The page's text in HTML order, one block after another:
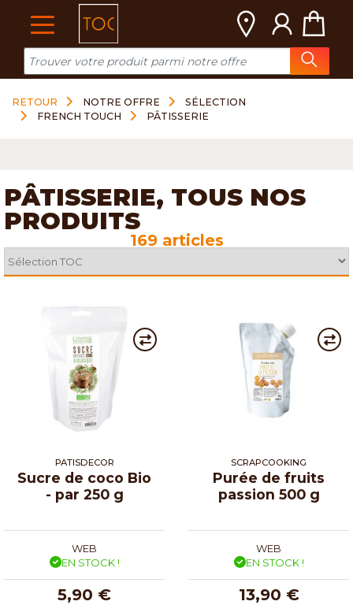
RETOUR NOTRE OFFRE
SÉLECTION
FRENCH TOUCH
PÂTISSERIE
PÂTISSERIE, TOUS NOS
PRODUITS
169 articles
PATISDECOR
Sucre de coco Bio
- par 250 g
WEB
EN STOCK !
5,90 €
SCRAPCOOKING
Purée de fruits
passion 500 g
WEB
EN STOCK !
13,90 €
Cookies management panel